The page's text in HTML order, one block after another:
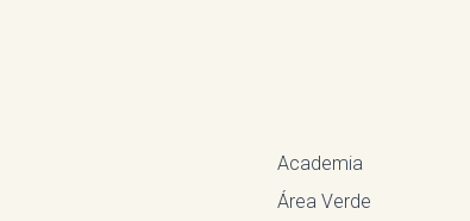
Academia
Área Verde